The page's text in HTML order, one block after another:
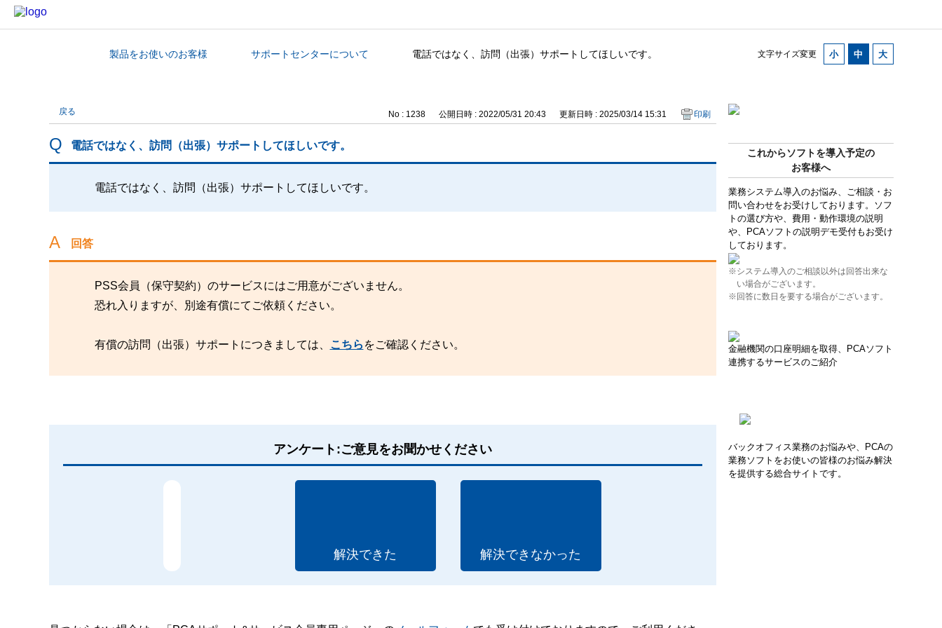
文字サイズ変更
カテゴリから探す製品をお使いのお客様 サポートセンターについて 電話ではなく、訪問（出張）サポートしてほしいです。
これからソフトを導入予定の
お客様へ
業務システム導入のお悩み、ご相談・お
問い合わせをお受けしております。ソフ
トの選び方や、費用・動作環境の説明
や、PCAソフトの説明デモ受付もお受け
しております。
※システム導入のご相談以外は回答出来な
い場合がございます。
※回答に数日を要する場合がございます。
金融機関の口座明細を取得、PCAソフト
連携するサービスのご紹介
バックオフィス業務のお悩みや、PCAの
業務ソフトをお使いの皆様のお悩み解決
を提供する総合サイトです。
戻る No : 1238 公開日時 : 2022/05/31 20:43 更新日時 : 2025/03/14 15:31 印刷
電話ではなく、訪問（出張）サポートしてほしいです。
電話ではなく、訪問（出張）サポートしてほしいです。
回答
PSS会員（保守契約）のサービスにはご用意がございません。
恐れ入りますが、別途有償にてご依頼ください。
有償の訪問（出張）サポートにつきましては、 こちら をご確認ください。
アンケート:ご意見をお聞かせください
解決できた 解決できなかった